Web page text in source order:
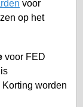
voor
op het
voor FED
worden